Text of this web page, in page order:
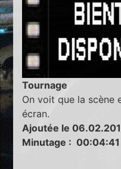
Tournage
On voit que la scène
écran.
Ajoutée le
Minutage : 00:04:41